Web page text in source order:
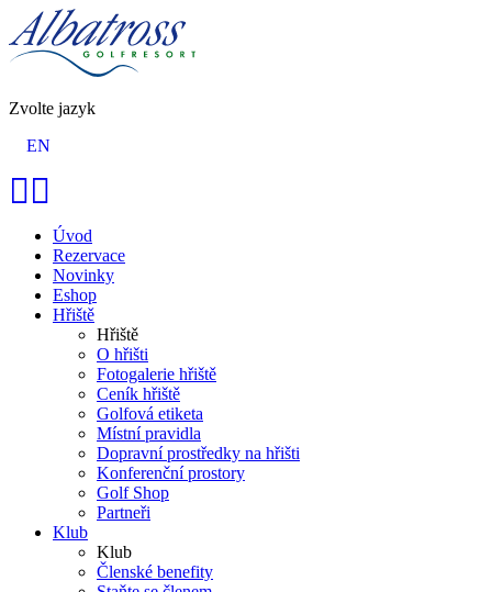
Zvolte jazyk
EN
Úvod
Rezervace
Novinky
Eshop
Hřiště
Hřiště
O hřišti
Fotogalerie hřiště
Ceník hřiště
Golfová etiketa
Místní pravidla
Dopravní prostředky na hřišti
Konferenční prostory
Golf Shop
Partneři
Klub
Klub
Členské benefity